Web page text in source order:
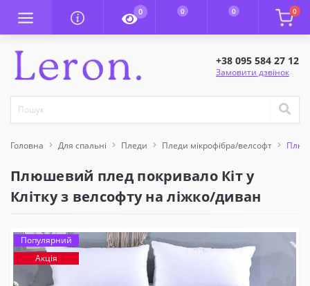
0 0 0 0
+38 095 584 27 12
Замовити дзвінок
Головна Для спальні Пледи Пледи мікрофібра/велсофт
Плюшевий плед покривало Кіт у
Клітку з велсофту на ліжко/диван
Популярний
Акція